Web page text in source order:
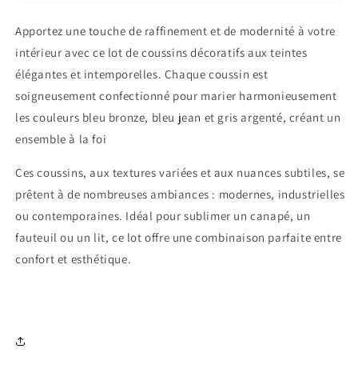
Apportez une touche de raffinement et de modernité à votre
intérieur avec ce lot de coussins décoratifs aux teintes
élégantes et intemporelles. Chaque coussin est
soigneusement confectionné pour marier harmonieusement
les couleurs bleu bronze, bleu jean et gris argenté, créant un
ensemble à la foi
Ces coussins, aux textures variées et aux nuances subtiles, se
prêtent à de nombreuses ambiances : modernes, industrielles
ou contemporaines. Idéal pour sublimer un canapé, un
fauteuil ou un lit, ce lot offre une combinaison parfaite entre
confort et esthétique.